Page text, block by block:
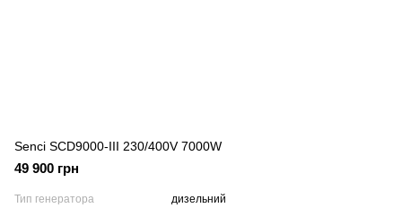
Senci SCD9000-III 230/400V 7000W
49 900 грн
Тип генератора
дизельний